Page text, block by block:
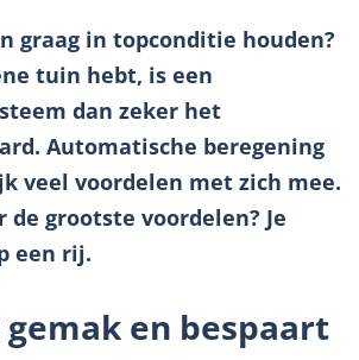
graag in topconditie houden?
tuin hebt, is een
dan zeker het
Automatische beregening
veel voordelen met zich mee.
de grootste voordelen? Je
een rij.
en bespaart